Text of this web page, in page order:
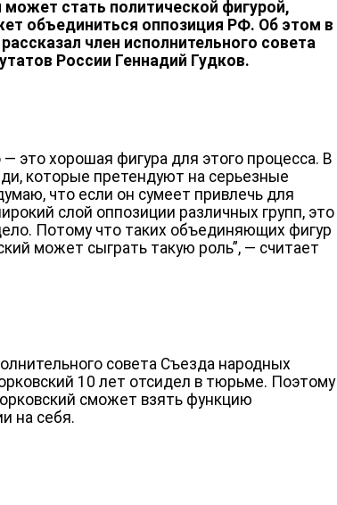
стать политической фигурой,
объединиться оппозиция РФ. Об этом в
член исполнительного совета
России Геннадий Гудков.
— это хорошая фигура для этого процесса. В
которые претендуют на серьезные
что если он сумеет привлечь для
слой оппозиции различных групп, это
Потому что таких объединяющих фигур
может сыграть такую роль”, — считает
совета Съезда народных
10 лет отсидел в тюрьме. Поэтому
сможет взять функцию
на себя.